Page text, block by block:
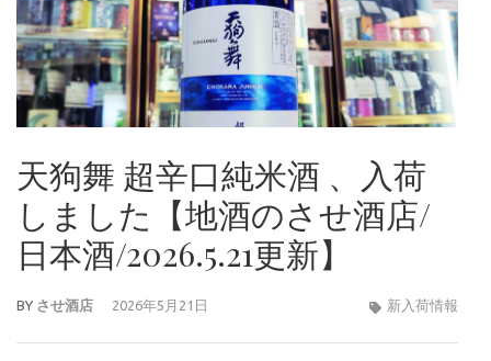
天狗舞 超辛口純米酒 、入荷
しました【地酒のさせ酒店/
日本酒/2026.5.21更新】
BY させ酒店 2026年5月21日 新入荷情報